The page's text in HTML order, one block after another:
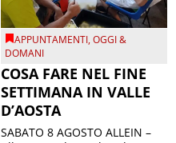
APPUNTAMENTI,OGGI &
DOMANI
COSA FARE NEL FINE
SETTIMANA IN VALLE
D’AOSTA
SABATO 8 AGOSTO ALLEIN –